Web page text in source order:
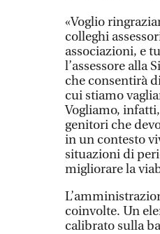
«Voglio
colleghi
associazioni, e
l’assessore alla
che consentirà
cui stiamo
Vogliamo,
genitori che
in un contesto
situazioni di
migliorare la
coinvolte. Un
calibrato sulla